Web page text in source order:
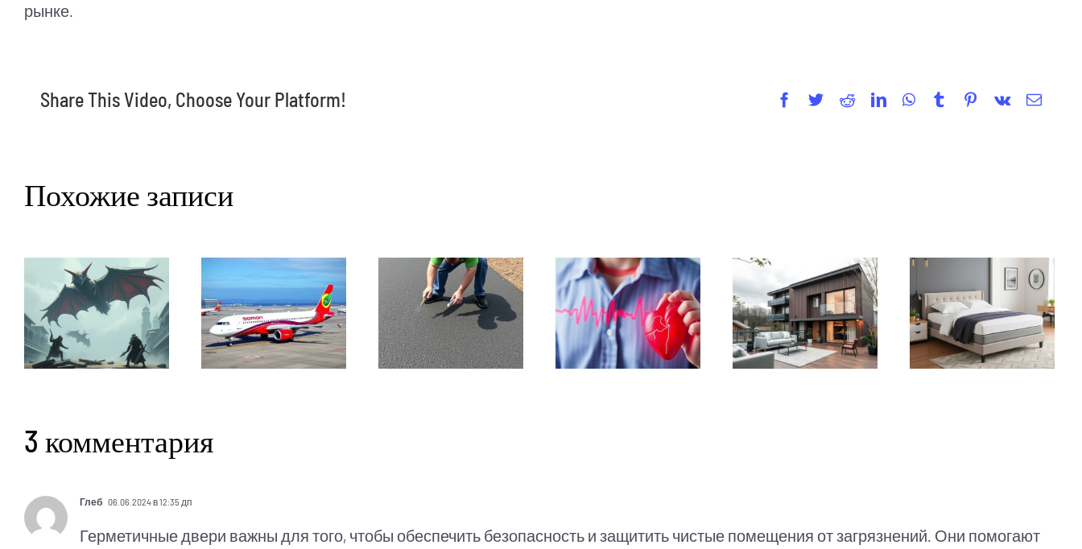
рынке.
Share This Video, Choose Your Platform! Facebook
TwitterRedditLinkedInWhatsApp
TumblrPinterest
Vk Email
Похожие записи
3 комментария
Глеб 06.06.2024 в 12:35 дп
Герметичные двери важны для того, чтобы обеспечить безопасность и защитить чистые помещения от загрязнений. Они помогают